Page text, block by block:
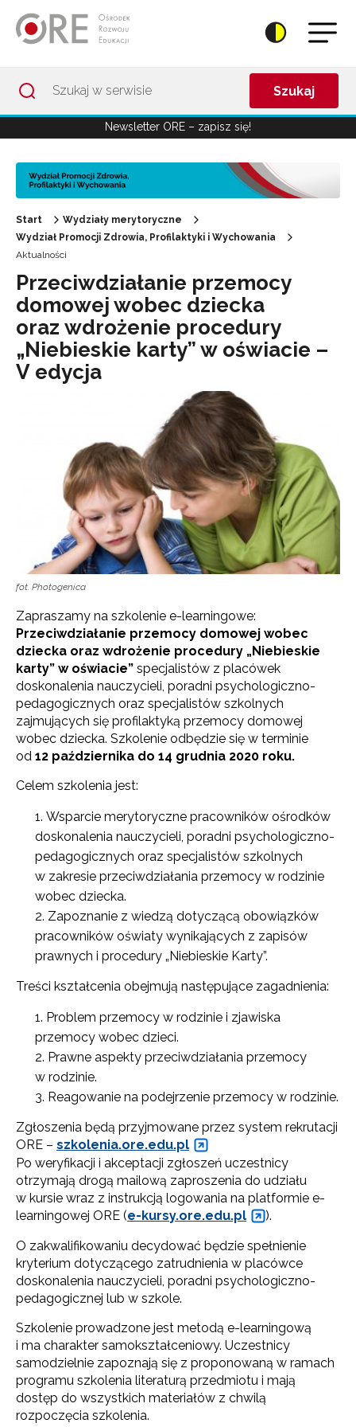
Szukaj
Newsletter ORE – zapisz się!
Start
Wydziały merytoryczne
Wydział Promocji Zdrowia, Profilaktyki i Wychowania
Aktualności
Przeciwdziałanie przemocy
domowej wobec dziecka
oraz wdrożenie procedury
„Niebieskie karty” w oświacie –
V edycja
fot. Photogenica
Zapraszamy na szkolenie e-learningowe:
Przeciwdziałanie przemocy domowej wobec
dziecka oraz wdrożenie procedury „Niebieskie
karty” w oświacie” specjalistów z placówek
doskonalenia nauczycieli, poradni psychologiczno-
pedagogicznych oraz specjalistów szkolnych
zajmujących się profilaktyką przemocy domowej
wobec dziecka. Szkolenie odbędzie się w terminie
od 12 października do 14 grudnia 2020 roku.
Celem szkolenia jest:
Wsparcie merytoryczne pracowników ośrodków
doskonalenia nauczycieli, poradni psychologiczno-
pedagogicznych oraz specjalistów szkolnych
w zakresie przeciwdziałania przemocy w rodzinie
wobec dziecka.
Zapoznanie z wiedzą dotyczącą obowiązków
pracowników oświaty wynikających z zapisów
prawnych i procedury „Niebieskie Karty”.
Treści kształcenia obejmują następujące zagadnienia:
Problem przemocy w rodzinie i zjawiska
przemocy wobec dzieci.
Prawne aspekty przeciwdziałania przemocy
w rodzinie.
Reagowanie na podejrzenie przemocy w rodzinie.
Zgłoszenia będą przyjmowane przez system rekrutacji
ORE – szkolenia.ore.edu.pl
Po weryfikacji i akceptacji zgłoszeń uczestnicy
otrzymają drogą mailową zaproszenia do udziału
w kursie wraz z instrukcją logowania na platformie e-
learningowej ORE (e-kursy.ore.edu.pl
).
O zakwalifikowaniu decydować będzie spełnienie
kryterium dotyczącego zatrudnienia w placówce
doskonalenia nauczycieli, poradni psychologiczno-
pedagogicznej lub w szkole.
Szkolenie prowadzone jest metodą e-learningową
i ma charakter samokształceniowy. Uczestnicy
samodzielnie zapoznają się z proponowaną w ramach
programu szkolenia literaturą przedmiotu i mają
dostęp do wszystkich materiałów z chwilą
rozpoczęcia szkolenia.